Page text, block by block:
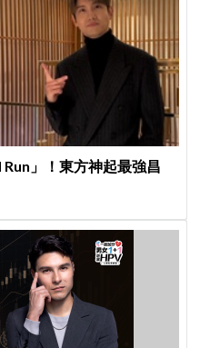
」！東方神起最強昌